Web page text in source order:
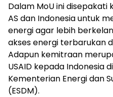
Dalam MoU ini
AS dan Indonesia untuk
energi agar lebih
akses energi terbarukan
Adapun kemitraan
USAID kepada Indonesia
Kementerian Energi dan
(ESDM).